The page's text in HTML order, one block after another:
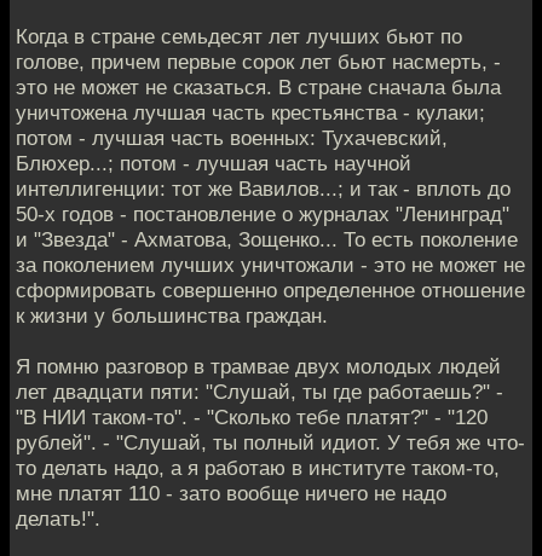
Когда в стране семьдесят лет лучших бьют по
голове, причем первые сорок лет бьют насмерть, -
это не может не сказаться. В стране сначала была
уничтожена лучшая часть крестьянства - кулаки;
потом - лучшая часть военных: Тухачевский,
Блюхер...; потом - лучшая часть научной
интеллигенции: тот же Вавилов...; и так - вплоть до
50-х годов - постановление о журналах "Ленинград"
и "Звезда" - Ахматова, Зощенко... То есть поколение
за поколением лучших уничтожали - это не может не
сформировать совершенно определенное отношение
к жизни у большинства граждан.
Я помню разговор в трамвае двух молодых людей
лет двадцати пяти: "Слушай, ты где работаешь?" -
"В НИИ таком-то". - "Сколько тебе платят?" - "120
рублей". - "Слушай, ты полный идиот. У тебя же что-
то делать надо, а я работаю в институте таком-то,
мне платят 110 - зато вообще ничего не надо
делать!".